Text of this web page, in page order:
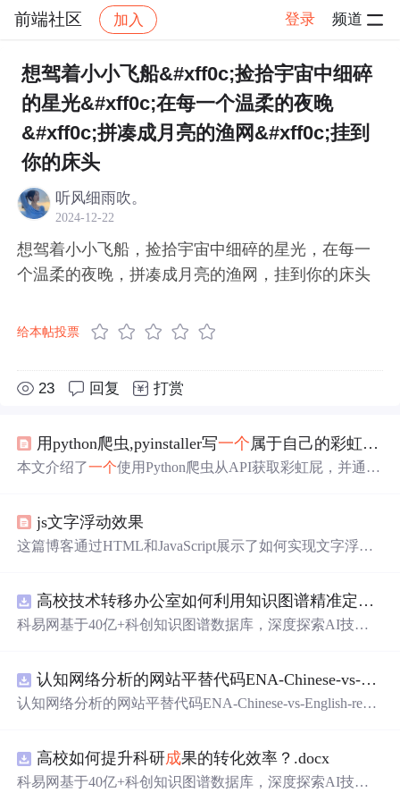
前端社区 加入 登录 频道
社区 前端社区 感慨 帖子详情
想驾着小小飞船&#xff0c;捡拾宇宙中细碎
的星光&#xff0c;在每一个温柔的夜晚
&#xff0c;拼凑成月亮的渔网&#xff0c;挂到
你的床头
听风细雨吹。
2024-12-22
想驾着小小飞船，捡拾宇宙中细碎的星光，在每一
个温柔的夜晚，拼凑成月亮的渔网，挂到你的床头
给本帖投票
23 回复 打赏
用python爬虫,pyinstaller写一个 属于自己的彩虹屁生
本文介绍了一个使用Python爬虫从API获取彩虹屁，并通过
js文字浮动效果
这篇博客通过HTML和JavaScript展示了如何实现文字浮动
在页面上随机飘动的视觉效果。此外，文中还包含了对CS
S样式和JavaScript事件监听的运用，增加了互动性和趣味
高校技术转移办公室如何利用知识图谱精准定位产业需求与技术适配点？.docx
科易网基于40亿+科创知识图谱数据库，深度探索AI技术
新领域的AI+数智化解决方案，推动科技创新与产业创新
智能化发展。
认知网络分析的网站平替代码ENA-Chinese-vs-English-reproducible.zip
认知网络分析的网站平替代码ENA-Chinese-vs-English-repro
高校如何提升科研成果的转化效率？.docx
科易网基于40亿+科创知识图谱数据库，深度探索AI技术